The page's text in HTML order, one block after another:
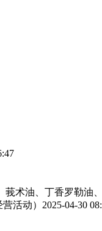
术油、丁香罗勒
活动） 2025-04-30